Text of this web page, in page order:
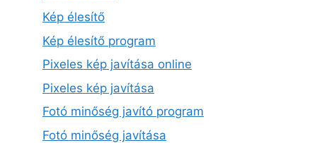
Kép élesítő
Kép élesítő program
Pixeles kép javítása online
Pixeles kép javítása
Fotó minőség javító program
Fotó minőség javítása